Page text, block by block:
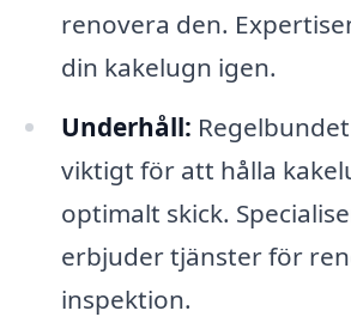
renovera den.
din kakelugn igen.
Underhåll:
viktigt för att hålla
optimalt skick.
erbjuder tjänster för
inspektion.